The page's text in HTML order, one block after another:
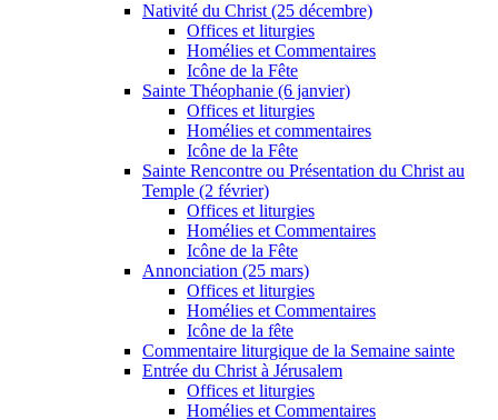
Nativité du Christ (25 décembre)
Offices et liturgies
Homélies et Commentaires
Icône de la Fête
Sainte Théophanie (6 janvier)
Offices et liturgies
Homélies et commentaires
Icône de la Fête
Sainte Rencontre ou Présentation du Christ au
Temple (2 février)
Offices et liturgies
Homélies et Commentaires
Icône de la Fête
Annonciation (25 mars)
Offices et liturgies
Homélies et Commentaires
Icône de la fête
Commentaire liturgique de la Semaine sainte
Entrée du Christ à Jérusalem
Offices et liturgies
Homélies et Commentaires